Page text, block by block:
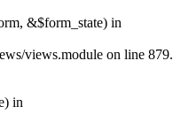
&$form_state) in
views.module on line 879.
in